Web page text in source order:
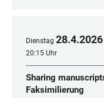
Dienstag 28.4.2026
20:15 Uhr
Sharing
Faksimilierung